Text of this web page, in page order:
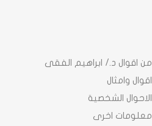
من اقوال د./ ابراهيم الفقى
اقوال وامثال
الاحوال الشخصية
معلومات اخرى